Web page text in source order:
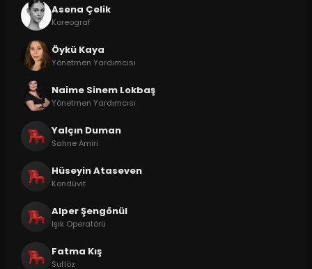
Asena Çelik
Koreograf
Öykü Kaya
Yönetmen Yardımcısı
Naime Sinem Lokbaş
Yönetmen Yardımcısı
Yalçın Duman
Sahne Amiri
Hüseyin Ataseven
Kondüvit
Alper Şengönül
Işık Operatörü
Fatma Kış
Suflöz